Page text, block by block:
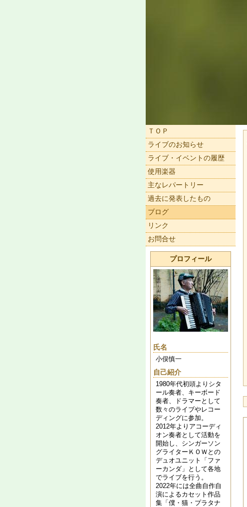
ＴＯＰ
ライブのお知らせ
ライブ・イベントの履歴
使用楽器
主なレパートリー
過去に発表したもの
ブログ
リンク
お問合せ
プロフィール
氏名
小俣慎一
自己紹介
1980年代初頭よりシタ
ール奏者、キーボード
奏者、ドラマーとして
数々のライブやレコー
ディングに参加。
2012年よりアコーディ
オン奏者として活動を
開始し、シンガーソン
グライターＫＯＷとの
デュオユニット「ファ
ーカンダ」として各地
でライブを行う。
2022年には全曲自作自
演によるカセット作品
集「僕・猫・プラタナ